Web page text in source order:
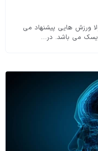
ورزش هایی پیشنهاد می
دیسک می باشد. در…